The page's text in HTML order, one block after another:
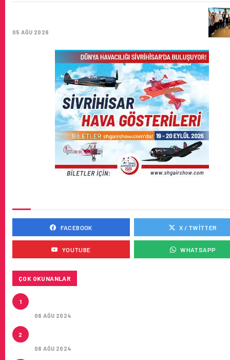
05 AĞU 2026
FACEBOOK X / TWITTER
YOUTUBE WHATSAPP
ÇOK OKUNANLAR
1
06 AĞU 2024
2
06 AĞU 2024